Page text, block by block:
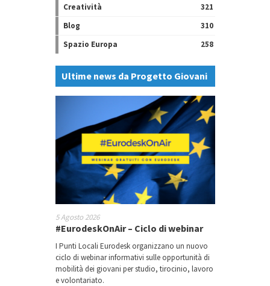
Creatività
321
Blog
310
Spazio Europa
258
Ultime news da Progetto Giovani
5 Agosto 2026
#EurodeskOnAir – Ciclo di webinar
I Punti Locali Eurodesk organizzano un nuovo
ciclo di webinar informativi sulle opportunità di
mobilità dei giovani per studio, tirocinio, lavoro
e volontariato.